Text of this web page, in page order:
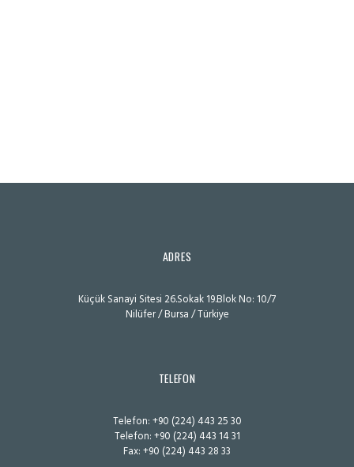
ADRES
Küçük Sanayi Sitesi 26.Sokak 19.Blok No: 10/7
Nilüfer / Bursa / Türkiye
TELEFON
Telefon: +90 (224) 443 25 30
Telefon: +90 (224) 443 14 31
Fax: +90 (224) 443 28 33